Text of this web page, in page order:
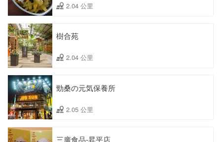
2.04 公里
樹合苑
2.04 公里
勁桑の元気保養所
2.05 公里
三廣食品-昇平店